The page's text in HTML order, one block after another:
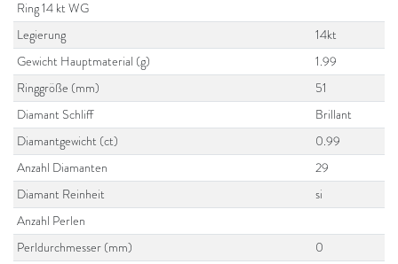
Ring 14 kt WG
Legierung
14kt
Gewicht Hauptmaterial (g)
1.99
Ringgröße (mm)
51
Diamant Schliff
Brillant
Diamantgewicht (ct)
0.99
Anzahl Diamanten
29
Diamant Reinheit
si
Anzahl Perlen
Perldurchmesser (mm)
0